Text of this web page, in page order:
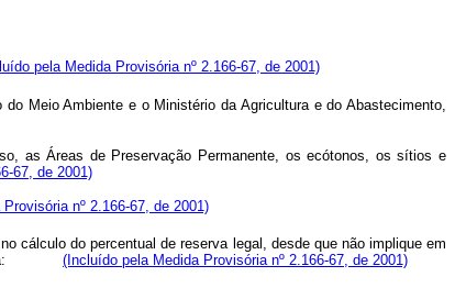
pela Medida Provisória nº 2.166-67, de 2001)
Meio Ambiente e o Ministério da Agricultura e do Abastecimento,
as Áreas de Preservação Permanente, os ecótonos, os sítios e
67, de 2001)
nº 2.166-67, de 2001)
cálculo do percentual de reserva legal, desde que não implique em
a: (Incluído pela Medida Provisória nº 2.166-67, de 2001)